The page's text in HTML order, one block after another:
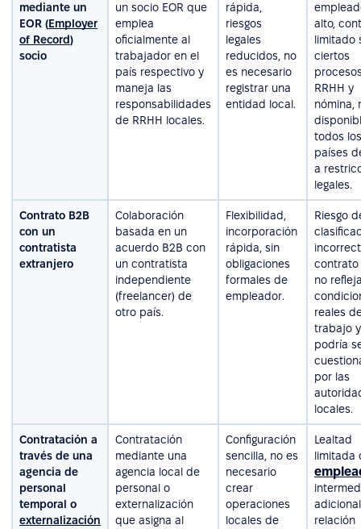
mediante un
EOR (Employer
of Record)
socio
un socio EOR que
emplea
oficialmente al
trabajador en el
país respectivo y
maneja las
responsabilidades
de RRHH locales.
rápida,
riesgos
legales
reducidos, no
es necesario
registrar una
entidad local.
alto,
limitado
ciertos
RRHH y
nómina,
todos los
países
a
legales.
Contrato B2B
con un
contratista
extranjero
Colaboración
basada en un
acuerdo B2B con
un contratista
independiente
(freelancer) de
otro país.
Flexibilidad,
incorporación
rápida, sin
obligaciones
formales de
empleador.
Riesgo
no
reales
trabajo y
podría
por las
locales.
Contratación a
través de una
agencia de
personal
temporal o
externalización
Contratación
mediante una
agencia local de
personal o
externalización
que asigna al
Configuración
sencilla, no es
necesario
crear
operaciones
locales de
Lealtad
limitada
relación